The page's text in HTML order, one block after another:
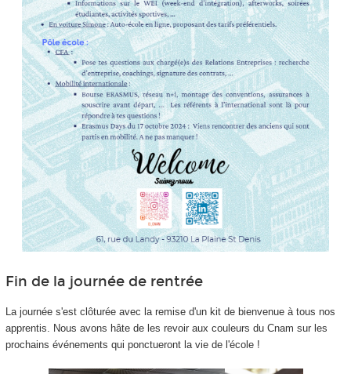
Fin de la journée de rentrée
La journée s'est clôturée avec la remise d'un kit de bienvenue à tous nos
apprentis. Nous avons hâte de les revoir aux couleurs du Cnam sur les
prochains événements qui ponctueront la vie de l'école !